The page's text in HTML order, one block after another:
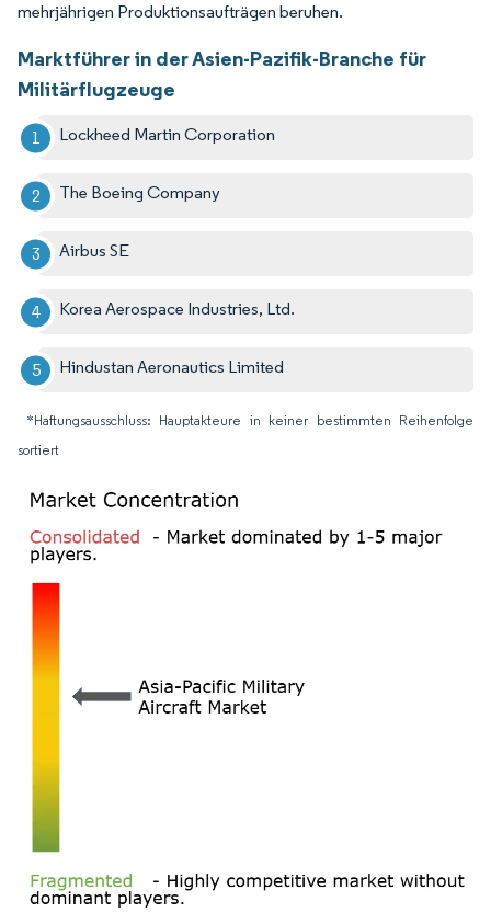
mehrjährigen Produktionsaufträgen beruhen.
Marktführer in der Asien-Pazifik-Branche für
Militärflugzeuge
Lockheed Martin Corporation
The Boeing Company
Airbus SE
Korea Aerospace Industries, Ltd.
Hindustan Aeronautics Limited
*Haftungsausschluss: Hauptakteure in keiner bestimmten Reihenfolge
sortiert